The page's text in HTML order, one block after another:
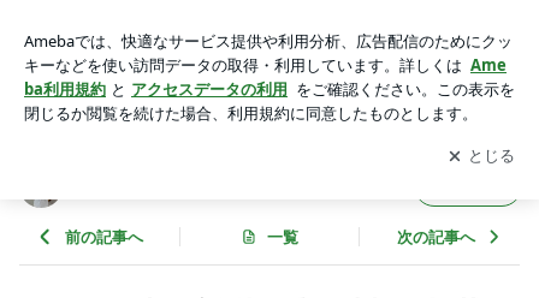
を起こすぞ!2026!!｣
アプリをダウンロードして ブログの更新通知
を受け取りまし
ょう。
開く
前の記事へ 一覧 次の記事へ